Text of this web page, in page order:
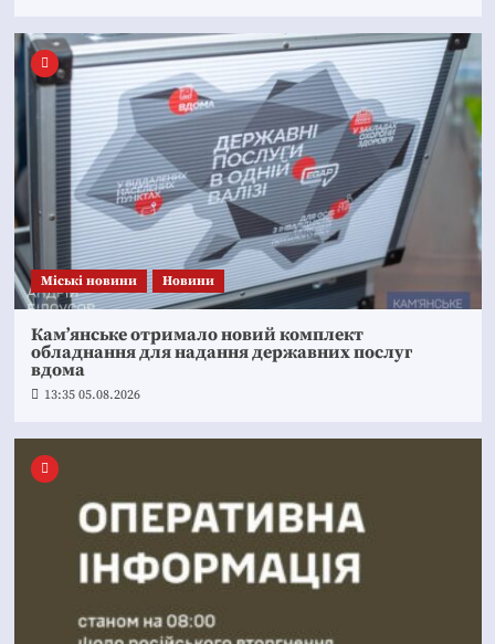
Mіські новини Новини
Кам’янське отримало новий комплект
обладнання для надання державних послуг
вдома
13:35 05.08.2026